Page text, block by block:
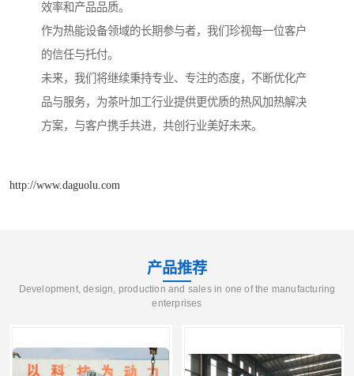
效率和产品品质。
作为热能设备领域的长期参与者，我们珍视每一位客户
的信任与托付。
未来，我们将继续秉持专业、专注的态度，不断优化产
品与服务，为茶叶加工行业提供更优质的热风加热解决
方案，与客户携手共进，共创行业美好未来。
http://www.daguolu.com
产品推荐
Development, design, production and sales in one of the manufacturing
enterprises